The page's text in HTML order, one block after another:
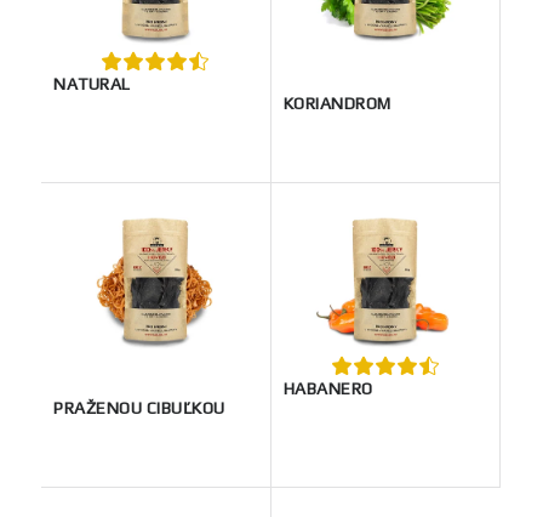
NATURAL
KORIANDROM
PRAŽENOU CIBUĽKOU
HABANERO